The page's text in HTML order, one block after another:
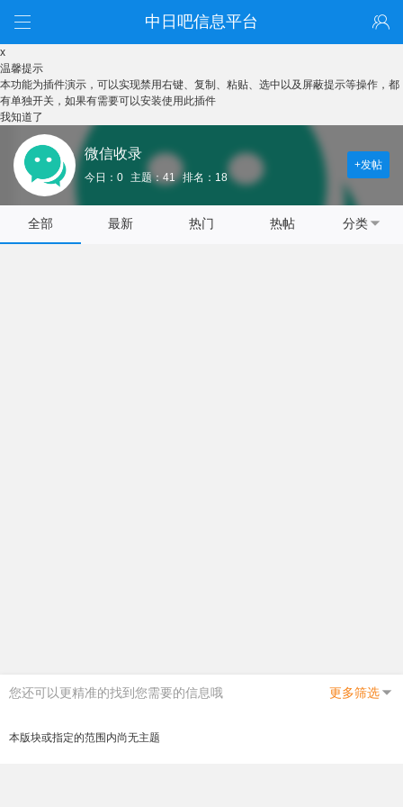
中日吧信息平台
x
温馨提示
本功能为插件演示，可以实现禁用右键、复制、粘贴、选中以及屏蔽提示等操作，都
有单独开关，如果有需要可以安装使用此插件
我知道了
微信收录
今日：0 主题：41 排名：18
+发帖
全部 最新 热门 热帖 分类
您还可以更精准的找到您需要的信息哦 更多筛选
本版块或指定的范围内尚无主题